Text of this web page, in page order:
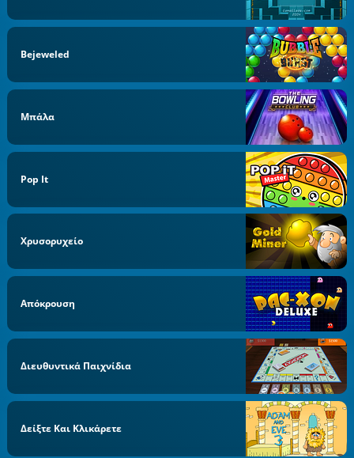
Bejeweled
Μπάλα
Pop It
Χρυσορυχείο
Απόκρουση
Διευθυντικά Παιχνίδια
Δείξτε Και Κλικάρετε